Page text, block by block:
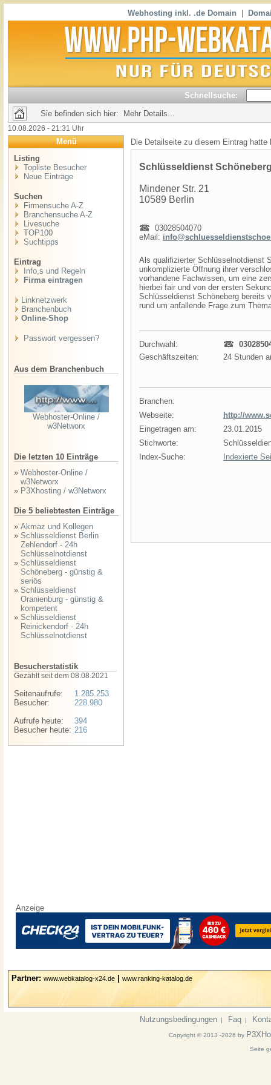
Webhosting inkl. .de Domain
Schnellsuche:
Sie befinden sich hier: Mehr Details...
10.08.2026 - 21:31 Uhr
Menü
Listing
Topliste Besucher
Neue Einträge
Suchen
Firmensuche A-Z
Branchensuche A-Z
Livesuche
TOP100
Suchtipps
Eintrag
Info,s und Regeln
Firma eintragen
Linknetzwerk
Branchenbuch
Online-Shop
Passwort vergessen?
Aus dem Branchenbuch
Webhoster-Online /
w3Networx
Die letzten 10 Einträge
» Webhoster-Online /
w3Networx
» P3Xhosting / w3Networx
Die 5 beliebtesten Einträge
» Akmaz und Kollegen
» Schlüsseldienst Berlin
Zehlendorf - 24h
Schlüsselnotdienst
» Schlüsseldienst
Schöneberg - günstig &
seriös
» Schlüsseldienst
Oranienburg - günstig &
kompetent
» Schlüsseldienst
Reinickendorf - 24h
Schlüsselnotdienst
Besucherstatistik
Gezählt seit dem 08.08.2021
Seitenaufrufe:
Besucher:
Aufrufe heute:
Besucher heute:
1.285.253
228.980
394
216
Die Detailseite zu diesem Eintrag
Schlüsseldienst
Mindener Str. 21
10589 Berlin
03028504070
eMail:
Als qualifizierter Schlüsselnotdienst
unkomplizierte Öffnung ihrer
vorhandene Fachwissen, um eine
hierbei fair und von der ersten
Schlüsseldienst Schöneberg bereits
rund um anfallende Frage zum
Durchwahl:
Geschäftszeiten:
24 Stunden
Branchen:
Webseite:
http://
Eingetragen am:
23.01.2015
Stichworte:
Index-Suche:
Indexierte
Anzeige
Partner: www.webkatalog-x24.de www.ranking-katalog.de
Nutzungsbedingungen | Faq |
Copyright © 2013 -2026 by
Seite